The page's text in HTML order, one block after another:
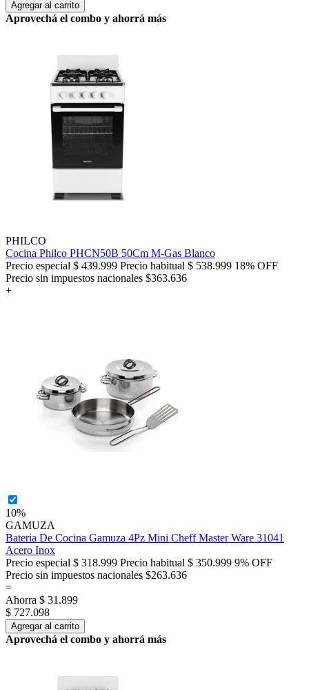
Agregar al carrito
Aprovechá el combo y ahorrá más
PHILCO
Cocina Philco PHCN50B 50Cm M-Gas Blanco
Precio especial $ 439.999 Precio habitual $ 538.999 18% OFF
Precio sin impuestos nacionales $363.636
+
10%
GAMUZA
Bateria De Cocina Gamuza 4Pz Mini Cheff Master Ware 31041
Acero Inox
Precio especial $ 318.999 Precio habitual $ 350.999 9% OFF
Precio sin impuestos nacionales $263.636
=
Ahorra $ 31.899
$ 727.098
Agregar al carrito
Aprovechá el combo y ahorrá más